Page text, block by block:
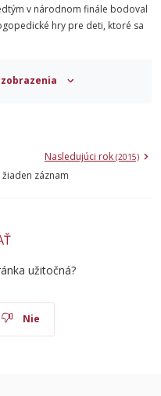
v národnom finále bodoval
hry pre deti, ktoré sa
Nasledujúci rok (2015)
záznam
užitočná?
Nie